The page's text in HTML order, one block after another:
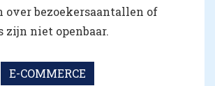
over bezoekersaantallen of
zijn niet openbaar.
E-COMMERCE